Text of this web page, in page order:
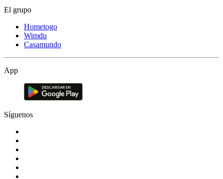
El grupo
Hometogo
Wimdu
Casamundo
App
Síguenos